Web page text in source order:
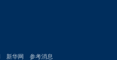
新华网 参考消息